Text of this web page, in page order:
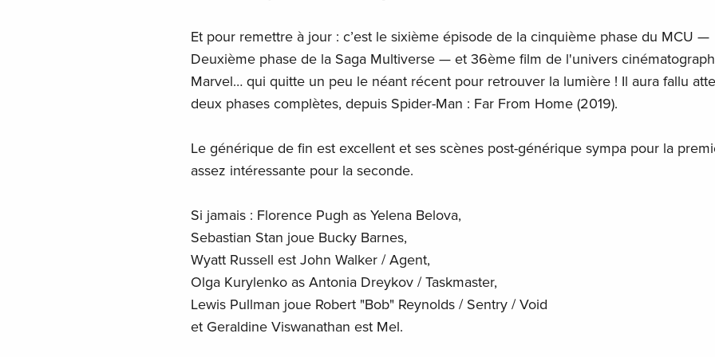
Et pour remettre à jour : c’est le sixième épisode de la cinquième phase du MCU —
Deuxième phase de la Saga Multiverse — et 36ème film de l'univers
Marvel… qui quitte un peu le néant récent pour retrouver la lumière ! Il aura fallu
deux phases complètes, depuis Spider-Man : Far From Home (2019).
Le générique de fin est excellent et ses scènes post-générique sympa pour la
assez intéressante pour la seconde.
Si jamais : Florence Pugh as Yelena Belova,
Sebastian Stan joue Bucky Barnes,
Wyatt Russell est John Walker / Agent,
Olga Kurylenko as Antonia Dreykov / Taskmaster,
Lewis Pullman joue Robert "Bob" Reynolds / Sentry / Void
et Geraldine Viswanathan est Mel.